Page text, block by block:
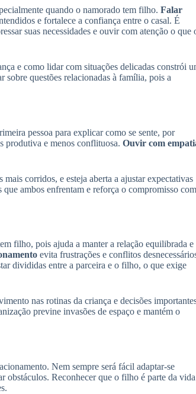
quando o namorado tem filho. Falar
e fortalece a confiança entre o casal. É
suas necessidades e ouvir com atenção o que
e como lidar com situações delicadas constrói
sobre questões relacionadas à família, pois a
pessoa para explicar como se sente, por
produtiva e menos conflituosa. Ouvir com
corridos, e esteja aberta a ajustar expectativas
ambos enfrentam e reforça o compromisso
filho, pois ajuda a manter a relação equilibrada e
evita frustrações e conflitos
divididas entre a parceira e o filho, o que exige
nas rotinas da criança e decisões
previne invasões de espaço e mantém o
Nem sempre será fácil adaptar-se
obstáculos. Reconhecer que o filho é parte da vida